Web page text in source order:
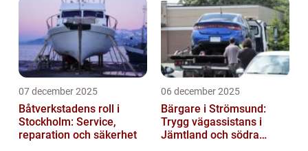
07 december 2025
Båtverkstadens roll i
Stockholm: Service,
reparation och säkerhet
06 december 2025
Bärgare i Strömsund:
Trygg vägassistans i
Jämtland och södra